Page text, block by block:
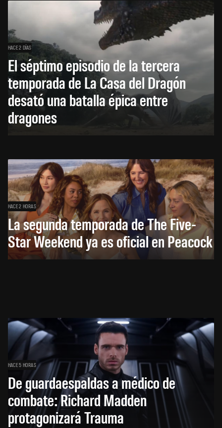
HACE 2 DÍAS
El séptimo episodio de la tercera
temporada de La Casa del Dragón
desató una batalla épica entre
dragones
HACE 2 HORAS
La segunda temporada de The Five-
Star Weekend ya es oficial en Peacock
HACE 5 HORAS
De guardaespaldas a médico de
combate: Richard Madden
protagonizará Trauma